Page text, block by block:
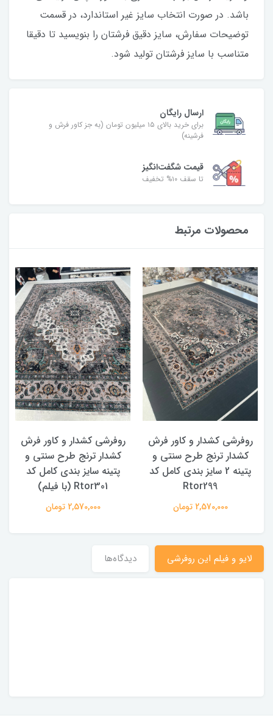
باشد. در صورت انتخاب سایز غیر استاندارد، در قسمت
توضیحات سفارش، سایز دقیق فرشتان را بنویسید تا دقیقا
متناسب با سایز فرشتان تولید شود.
ارسال رایگان
برای خرید بالای ۱۵ میلیون تومان (به جز کاور فرش و
فرشینه)
قیمت شگفت‌انگیز
تا سقف ۱۰% تخفیف
محصولات مرتبط
روفرشی کشدار و کاور فرش
کشدار ترنج طرح سنتی و
پتینه 2 سایز بندی کامل کد
Rtor299
2,570,000 تومان
روفرشی کشدار و کاور فرش
کشدار ترنج طرح سنتی و
پتینه سایز بندی کامل کد
Rtor301 (با فیلم)
2,570,000 تومان
لایو و فیلم این روفرشی دیدگاه‌ها